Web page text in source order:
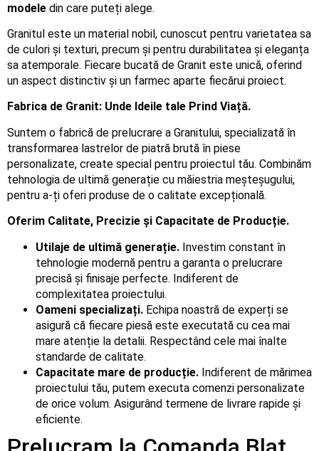
modele din care puteți alege.
Granitul este un material nobil, cunoscut pentru varietatea sa
de culori și texturi, precum și pentru durabilitatea și eleganța
sa atemporale. Fiecare bucată de Granit este unică, oferind
un aspect distinctiv și un farmec aparte fiecărui proiect.
Fabrica de Granit: Unde Ideile tale Prind Viață.
Suntem o fabrică de prelucrare a Granitului, specializată în
transformarea lastrelor de piatră brută în piese
personalizate, create special pentru proiectul tău. Combinăm
tehnologia de ultimă generație cu măiestria meșteșugului,
pentru a-ți oferi produse de o calitate excepțională.
Oferim Calitate, Precizie și Capacitate de Producție.
Utilaje de ultimă generație. Investim constant în
tehnologie modernă pentru a garanta o prelucrare
precisă și finisaje perfecte. Indiferent de
complexitatea proiectului.
Oameni specializați. Echipa noastră de experți se
asigură că fiecare piesă este executată cu cea mai
mare atenție la detalii. Respectând cele mai înalte
standarde de calitate.
Capacitate mare de producție. Indiferent de mărimea
proiectului tău, putem executa comenzi personalizate
de orice volum. Asigurând termene de livrare rapide și
eficiente.